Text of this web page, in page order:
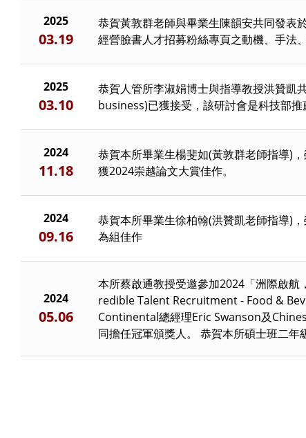
2025
03.19
恭賀黃敦群老師與畢業生陳韻安共同發表
經營臉書人才招募粉絲專頁之動機、手法
2025
03.10
恭賀人管所李淑娟博士與指導教授洪贊
business)已獲接受，該研討會是科技部推
2024
11.18
恭賀本所畢業生楊斐如(黃敦群老師指導)
獲2024崇越論文大賞佳作。
2024
09.16
恭賀本所畢業生徐柏翰(洪贊凱老師指導)
為組佳作
2024
05.06
本所蔡啟通教授受邀參加2024「洲際啟
redible Talent Recruitment - Food &
Continental總經理Eric Swanson及
同擔任冠軍頒獎人。 恭賀本所碩士班二年